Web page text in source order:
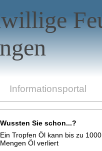
Informationsportal
Wussten Sie schon...?
Ein Tropfen Öl kann bis zu
Mengen Öl verliert